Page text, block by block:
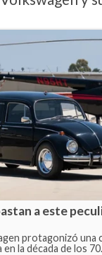
a este
protagonizó una
la década de los 70.